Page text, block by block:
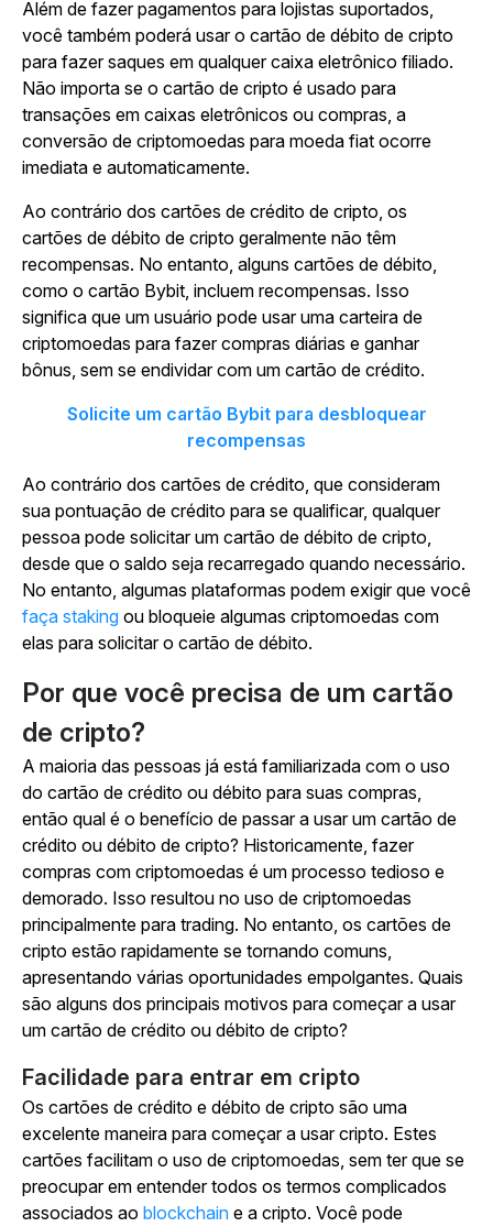
Além de fazer pagamentos para lojistas suportados,
você também poderá usar o cartão de débito de cripto
para fazer saques em qualquer caixa eletrônico filiado.
Não importa se o cartão de cripto é usado para
transações em caixas eletrônicos ou compras, a
conversão de criptomoedas para moeda fiat ocorre
imediata e automaticamente.
Ao contrário dos cartões de crédito de cripto, os
cartões de débito de cripto geralmente não têm
recompensas. No entanto, alguns cartões de débito,
como o cartão Bybit, incluem recompensas. Isso
significa que um usuário pode usar uma carteira de
criptomoedas para fazer compras diárias e ganhar
bônus, sem se endividar com um cartão de crédito.
Solicite um cartão Bybit para desbloquear
recompensas
Ao contrário dos cartões de crédito, que consideram
sua pontuação de crédito para se qualificar, qualquer
pessoa pode solicitar um cartão de débito de cripto,
desde que o saldo seja recarregado quando necessário.
No entanto, algumas plataformas podem exigir que você
faça staking ou bloqueie algumas criptomoedas com
elas para solicitar o cartão de débito.
Por que você precisa de um cartão
de cripto?
A maioria das pessoas já está familiarizada com o uso
do cartão de crédito ou débito para suas compras,
então qual é o benefício de passar a usar um cartão de
crédito ou débito de cripto? Historicamente, fazer
compras com criptomoedas é um processo tedioso e
demorado. Isso resultou no uso de criptomoedas
principalmente para trading. No entanto, os cartões de
cripto estão rapidamente se tornando comuns,
apresentando várias oportunidades empolgantes. Quais
são alguns dos principais motivos para começar a usar
um cartão de crédito ou débito de cripto?
Facilidade para entrar em cripto
Os cartões de crédito e débito de cripto são uma
excelente maneira para começar a usar cripto. Estes
cartões facilitam o uso de criptomoedas, sem ter que se
preocupar em entender todos os termos complicados
associados ao blockchain e a cripto. Você pode